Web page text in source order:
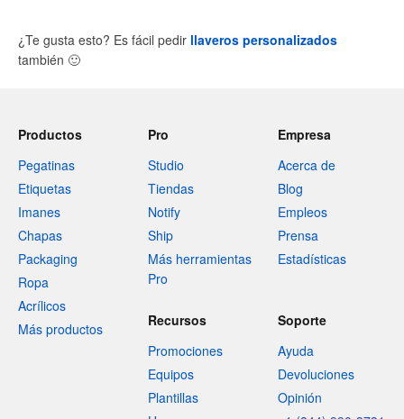
¿Te gusta esto? Es fácil pedir llaveros personalizados
también 🙂
Productos
Pegatinas
Etiquetas
Imanes
Chapas
Packaging
Ropa
Acrílicos
Más productos
Pro
Studio
Tiendas
Notify
Ship
Más herramientas
Pro
Empresa
Acerca de
Blog
Empleos
Prensa
Estadísticas
Recursos
Promociones
Equipos
Plantillas
Soporte
Ayuda
Devoluciones
Opinión